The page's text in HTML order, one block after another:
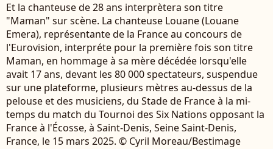
Et la chanteuse de 28 ans interprètera son titre
"Maman" sur scène. La chanteuse Louane (Louane
Emera), représentante de la France au concours de
l'Eurovision, interpréte pour la première fois son titre
Maman, en hommage à sa mère décédée lorsqu'elle
avait 17 ans, devant les 80 000 spectateurs, suspendue
sur une plateforme, plusieurs mètres au-dessus de la
pelouse et des musiciens, du Stade de France à la mi-
temps du match du Tournoi des Six Nations opposant la
France à l'Écosse, à Saint-Denis, Seine Saint-Denis,
France, le 15 mars 2025. © Cyril Moreau/Bestimage